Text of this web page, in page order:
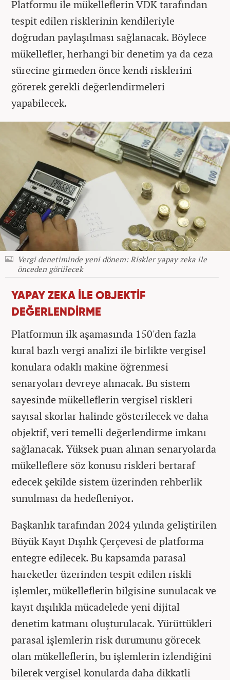
Platformu ile mükelleflerin VDK tarafından
tespit edilen risklerinin kendileriyle
doğrudan paylaşılması sağlanacak. Böylece
mükellefler, herhangi bir denetim ya da ceza
sürecine girmeden önce kendi risklerini
görerek gerekli değerlendirmeleri
yapabilecek.
Vergi denetiminde yeni dönem: Riskler yapay zeka ile
önceden görülecek
YAPAY ZEKA İLE OBJEKTİF
DEĞERLENDİRME
Platformun ilk aşamasında 150'den fazla
kural bazlı vergi analizi ile birlikte vergisel
konulara odaklı makine öğrenmesi
senaryoları devreye alınacak. Bu sistem
sayesinde mükelleflerin vergisel riskleri
sayısal skorlar halinde gösterilecek ve daha
objektif, veri temelli değerlendirme imkanı
sağlanacak. Yüksek puan alınan senaryolarda
mükelleflere söz konusu riskleri bertaraf
edecek şekilde sistem üzerinden rehberlik
sunulması da hedefleniyor.
Başkanlık tarafından 2024 yılında geliştirilen
Büyük Kayıt Dışılık Çerçevesi de platforma
entegre edilecek. Bu kapsamda parasal
hareketler üzerinden tespit edilen riskli
işlemler, mükelleflerin bilgisine sunulacak ve
kayıt dışılıkla mücadelede yeni dijital
denetim katmanı oluşturulacak. Yürüttükleri
parasal işlemlerin risk durumunu görecek
olan mükelleflerin, bu işlemlerin izlendiğini
bilerek vergisel konularda daha dikkatli